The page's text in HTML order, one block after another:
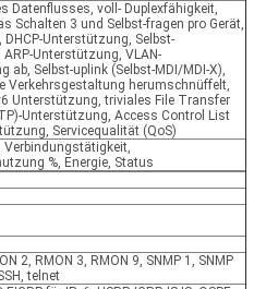
Datenflusses, voll- Duplexfähigkeit,
Schalten 3 und Selbst-fragen pro Gerät,
DHCP-Unterstützung, Selbst-
Unterstützung, VLAN-
ab, Selbst-uplink (Selbst-MDI/MDI-X),
Verkehrsgestaltung herumschnüffelt,
Unterstützung, triviales File Transfer
Unterstützung, Access Control List
Servicequalität (QoS)
Verbindungstätigkeit,
%, Energie, Status
2, RMON 3, RMON 9, SNMP 1, SNMP
telnet